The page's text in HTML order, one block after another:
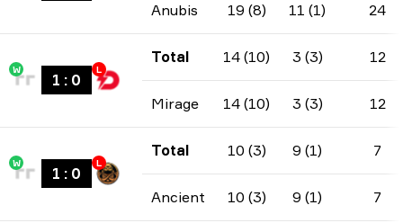
Anubis 19 (8) 11 (1) 24
W
1 : 0
L
Total 14 (10) 3 (3) 12
Mirage 14 (10) 3 (3) 12
W
1 : 0
L
Total 10 (3) 9 (1) 7
Ancient 10 (3) 9 (1) 7